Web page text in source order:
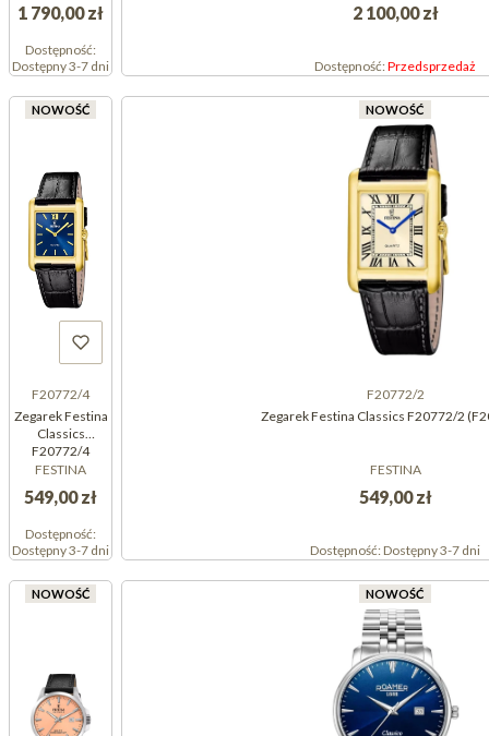
1 790,00 zł
Dostępność:
Dostępny 3-7 dni
2 100,00 zł
Dostępność:Przedsprzedaż
NOWOŚĆ
F20772/4
Zegarek Festina
Classics
F20772/4
(F207724)
FESTINA
549,00 zł
Dostępność:
Dostępny 3-7 dni
NOWOŚĆ
F20772/2
Zegarek Festina Classics F20772/2
FESTINA
549,00 zł
Dostępność:Dostępny 3-7 dni
NOWOŚĆ NOWOŚĆ